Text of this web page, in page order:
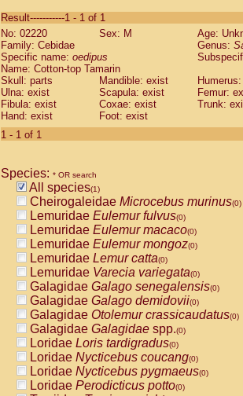
CebidaeSaguinus labiatus(0)
Cebidae Saguinus leucopus (0)
Cebidae
CebidaeSaguinus mystax
Cebidae Saguinus nigricollis (0)
Cebidae Saguinus oedipus
Cebidae Saguinus weddelli
Cebidae Saguinusspp.
Cebidae
CebidaeCebus capucinus
CebidaeCebus nigrivittatus
CebidaeCebus spp.(0)
CebidaeSaimiri boliviensis(0)
CebidaeSaimiri sciureus(0)
AtelidaeAlouatta caraya(0)
AtelidaeAlouatta fusca(0)
AtelidaeAlouatta seniculus(0)
AtelidaeAlouattaspp.(0)
AtelidaeAteles belzebuth(0)
AtelidaeAteles geoffroyi(0)
AtelidaeAteles paniscus(0)
AtelidaeAtelesspp.(0)
AtelidaeLagothrix lagothricha(0)
AtelidaeLagothrix lagothricha cana
PitheciidaeCacajao calvus
Result-----------1 - 1 of 1
No: 02220
Sex: M
Age:
Family: Cebidae
Genus:
Specific name: oedipus
Name: Cotton-top Tamarin
Skull: parts
Mandible: exist
Ulna: exist
Scapula: exist
Femur:
Fibula: exist
Coxae: exist
Trunk:
Hand: exist
Foot: exist
1 - 1 of 1
Species: * OR search
All species(1)
Cheirogaleidae Microcebus murinus(0)
Lemuridae Eulemur fulvus(0)
Lemuridae Eulemur macaco(0)
Lemuridae Eulemur mongoz(0)
Lemuridae Lemur catta(0)
Lemuridae Varecia variegata(0)
Galagidae Galago senegalensis(0)
Galagidae Galago demidovii(0)
Galagidae Otolemur crassicaudatus(0)
Galagidae Galagidae spp.(0)
Loridae Loris tardigradus(0)
Loridae Nycticebus coucang(0)
Loridae Nycticebus pygmaeus(0)
Loridae Perodicticus potto(0)